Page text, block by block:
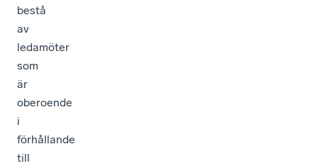
bestå
av
ledamöter
som
är
oberoende
i
förhållande
till